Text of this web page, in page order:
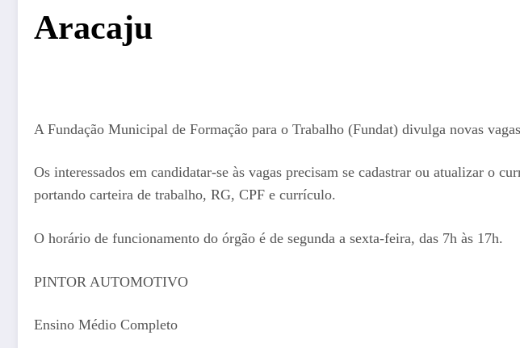
Aracaju
A Fundação Municipal de Formação para o Trabalho (Fundat) divulga novas
Os interessados em candidatar-se às vagas precisam se cadastrar ou atualizar o
portando carteira de trabalho, RG, CPF e currículo.
O horário de funcionamento do órgão é de segunda a sexta-feira, das 7h às 17h.
PINTOR AUTOMOTIVO
Ensino Médio Completo